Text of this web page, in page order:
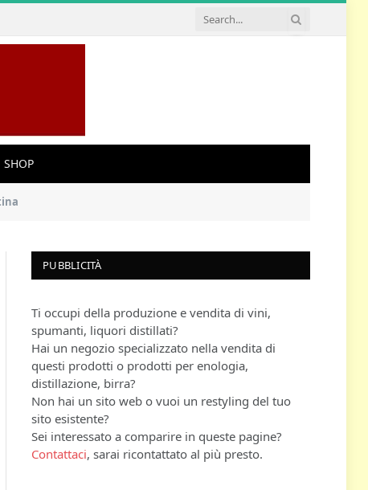
SHOP
PUBBLICITÀ
Ti occupi della produzione e vendita di vini,
spumanti, liquori distillati?
Hai un negozio specializzato nella vendita di
questi prodotti o prodotti per enologia,
distillazione, birra?
Non hai un sito web o vuoi un restyling del tuo
sito esistente?
Sei interessato a comparire in queste pagine?
Contattaci, sarai ricontattato al più presto.